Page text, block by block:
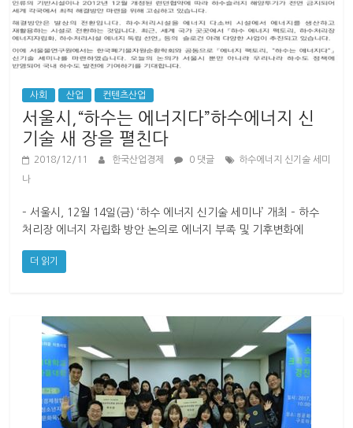
사회 산업 컨텐츠산업
서울시,“하수는 에너지다”하수에너지 신
기술 새 장을 펼친다
2018/12/11 한국산업경제 0 댓글 하수에너지 신기술 세미
나
– 서울시, 12월 14일(금) ‘하수 에너지 신기술 세미나’ 개최 – 하수
처리장 에너지 자립화 방안 논의로 에너지 부족 및 기후변화에
더 읽기